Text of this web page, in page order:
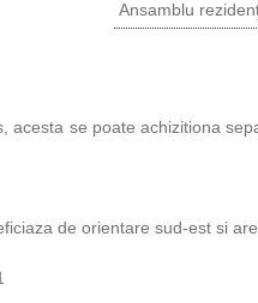
Ansamblu
acesta se poate achizitiona
de orientare sud-est si